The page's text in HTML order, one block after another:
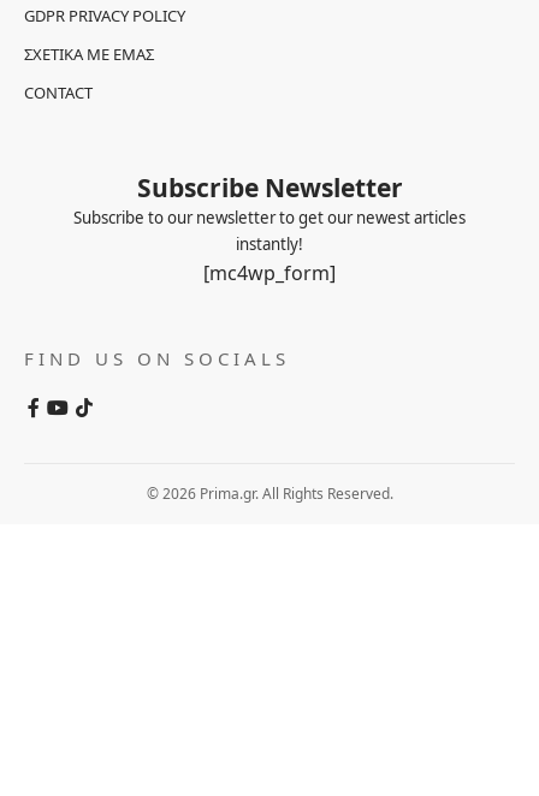
GDPR PRIVACY POLICY
ΣΧΕΤΙΚΆ ΜΕ ΕΜΆΣ
CONTACT
Subscribe Newsletter
Subscribe to our newsletter to get our newest articles
instantly!
[mc4wp_form]
FIND US ON SOCIALS
© 2026 Prima.gr. All Rights Reserved.